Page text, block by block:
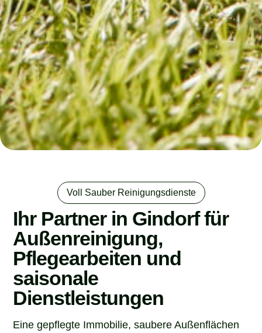
Voll Sauber Reinigungsdienste
Ihr Partner in Gindorf für
Außenreinigung,
Pflegearbeiten und
saisonale
Dienstleistungen
Eine gepflegte Immobilie, saubere Außenflächen